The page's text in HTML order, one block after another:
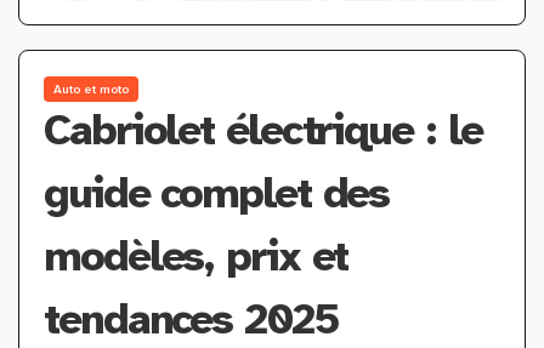
Auto et moto
Cabriolet électrique : le
guide complet des
modèles, prix et
tendances 2025